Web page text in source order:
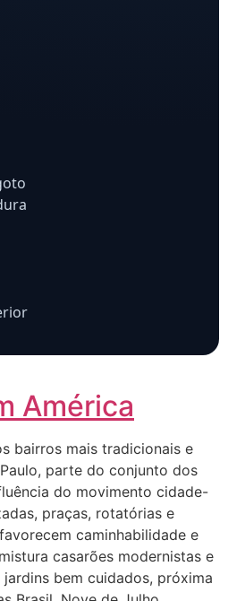
América
bairros mais tradicionais e
parte do conjunto dos
do movimento cidade-
praças, rotatórias e
caminhabilidade e
casarões modernistas e
bem cuidados, próxima